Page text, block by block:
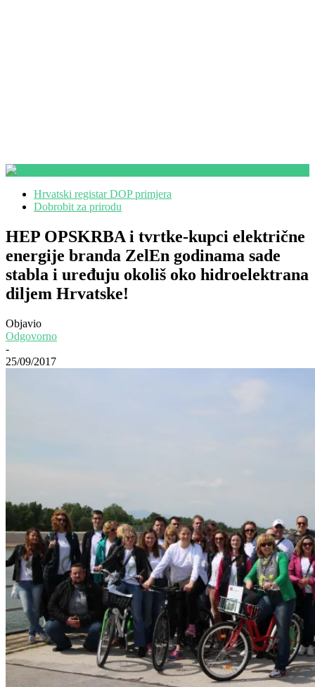
Hrvatski registar DOP primjera
Dobrobit za prirodu
HEP OPSKRBA i tvrtke-kupci električne
energije branda ZelEn godinama sade
stabla i uređuju okoliš oko hidroelektrana
diljem Hrvatske!
Objavio
Odgovorno
-
25/09/2017